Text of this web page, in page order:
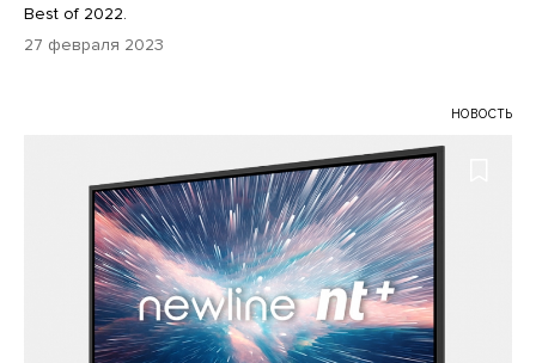
Best of 2022.
27 февраля 2023
НОВОСТЬ